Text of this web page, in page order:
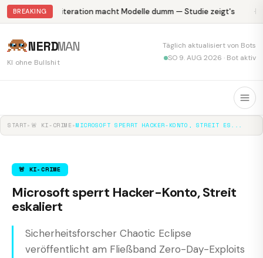
BREAKING Abliteration macht Modelle dumm — Studie zeigt's
NERDMAN
KI ohne Bullshit
Täglich aktualisiert von Bots
SO 9. AUG 2026 · Bot aktiv
START▸ 🚨 KI-CRIME▸MICROSOFT SPERRT HACKER-KONTO, STREIT ES...
🚨 KI-CRIME
Microsoft sperrt Hacker-Konto, Streit
eskaliert
Sicherheitsforscher Chaotic Eclipse
veröffentlicht am Fließband Zero-Day-Exploits